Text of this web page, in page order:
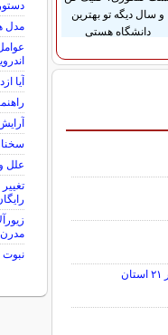
و سال دیگه تو بهترین
دانشگاه هستی
مدل
آیا
علل